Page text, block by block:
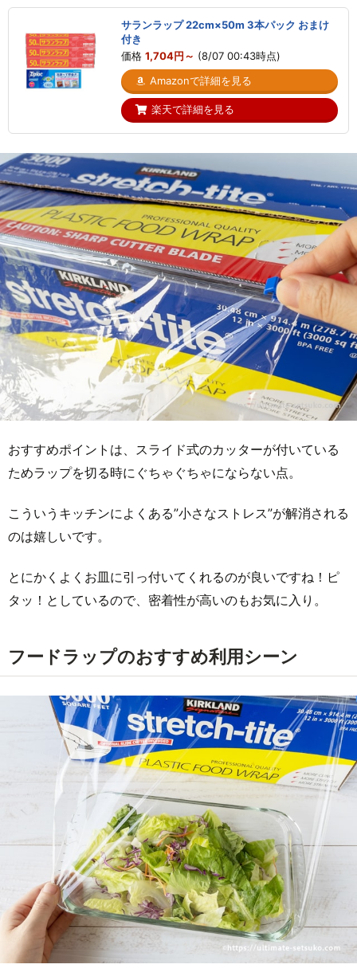
サランラップ 22cm×50m 3本パック おまけ
付き
価格 1,704円～ (8/07 00:43時点)
Amazonで詳細を見る
楽天で詳細を見る
おすすめポイントは、スライド式のカッターが付いている
ためラップを切る時にぐちゃぐちゃにならない点。
こういうキッチンによくある”小さなストレス”が解消される
のは嬉しいです。
とにかくよくお皿に引っ付いてくれるのが良いですね！ピ
タッ！としているので、密着性が高いのもお気に入り。
フードラップのおすすめ利用シーン